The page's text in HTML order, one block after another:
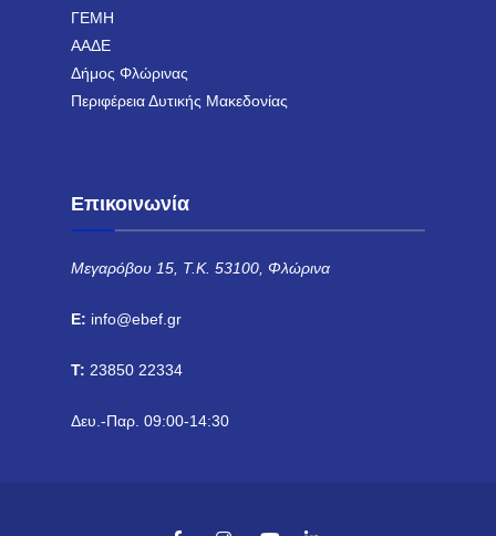
ΓΕΜΗ
ΑΑΔΕ
Δήμος Φλώρινας
Περιφέρεια Δυτικής Μακεδονίας
Επικοινωνία
Μεγαρόβου 15, Τ.Κ. 53100, Φλώρινα
E: info@ebef.gr
T: 23850 22334
Δευ.-Παρ. 09:00-14:30